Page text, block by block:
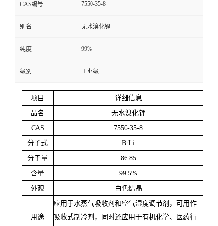
CAS编号 7550-35-8
别名 无水溴化锂
纯度 99%
级别 工业级
项目 详细信息
品名 无水溴化锂
CAS 7550-35-8
分子式 BrLi
分子量 86.85
含量 99.5%
外观 白色结晶
用途
应用于水蒸气吸收剂和空气湿度调节剂，可用作
吸收式制冷剂，同时还应用于有机化学、医药行